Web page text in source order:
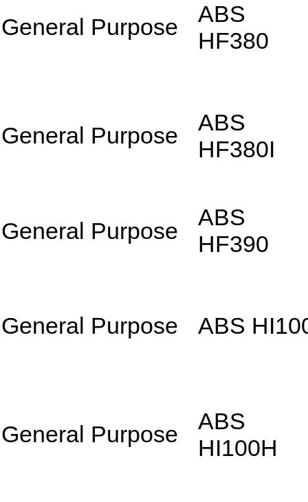
General Purpose
ABS
HF380
General Purpose
ABS
HF380I
General Purpose
ABS
HF390
General Purpose ABS
General Purpose
ABS
HI100H